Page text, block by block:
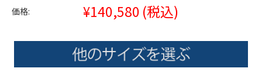
価格: ¥140,580 (税込)